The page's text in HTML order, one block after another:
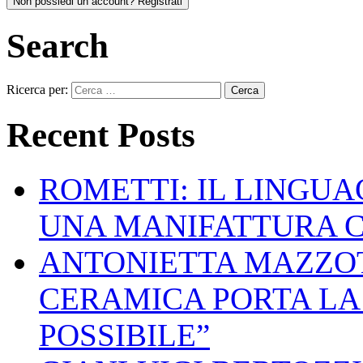
Search
Ricerca per:
Recent Posts
ROMETTI: IL
UNA MANIFATTURA
ANTONIETTA
CERAMICA PORTA
POSSIBILE”